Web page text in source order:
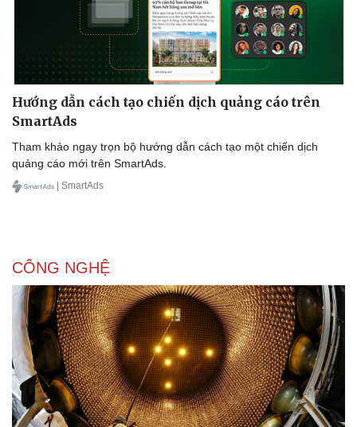
Tư vấn luật
Quân sự - Quốc phòng
Vũ khí
Việt Nam
Phân tích
Hướng dẫn cách tạo chiến dịch quảng cáo trên
SmartAds
Tham khảo ngay trọn bộ hướng dẫn cách tạo một chiến dịch
quảng cáo mới trên SmartAds.
| SmartAds
CÔNG NGHỆ